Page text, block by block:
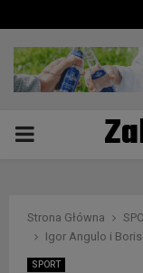
PRIMARY
Strona Główna
Igor Angulo i
SPORT